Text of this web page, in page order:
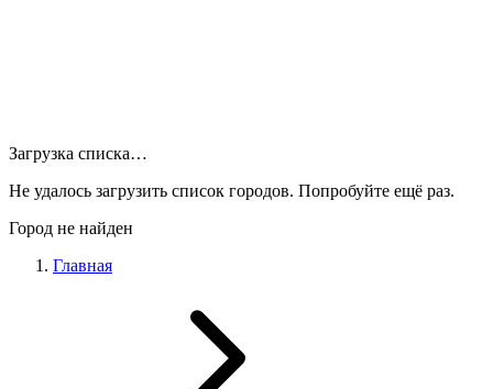
Загрузка списка…
Не удалось загрузить список городов. Попробуйте ещё раз.
Город не найден
Главная